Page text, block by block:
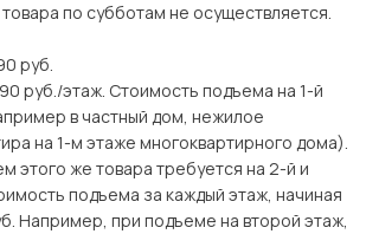
по субботам не осуществляется.
руб.
руб./этаж. Стоимость подъема на 1-й
в частный дом, нежилое
на 1-м этаже многоквартирного дома).
этого же товара требуется на 2-й и
подъема за каждый этаж, начиная
Например, при подъеме на второй этаж,